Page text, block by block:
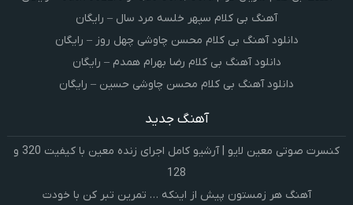
آهنگ بی کلام سپهر خلسه مرد سال – رایگان
دانلود آهنگ بی کلام محسن چاوشی چهل روز – رایگان
دانلود آهنگ بی کلام رضا بهرام همدم – رایگان
دانلود آهنگ بی کلام محسن چاوشی حسین – رایگان
آهنگ جدید
کنسرت صوتی معین لایو | آرشیو کامل اجرای زنده معین با کیفیت 320 و
128
آهنگ هر زمستون پیش از اینکه … تمرین تبر کن با خودت